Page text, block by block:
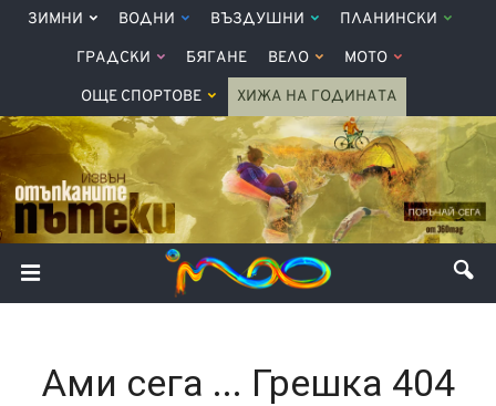
ЗИМНИ ВОДНИ ВЪЗДУШНИ ПЛАНИНСКИ
ГРАДСКИ БЯГАНЕ ВЕЛО МОТО
ОЩЕ СПОРТОВЕ ХИЖА НА ГОДИНАТА
Ами сега ... Грешка 404